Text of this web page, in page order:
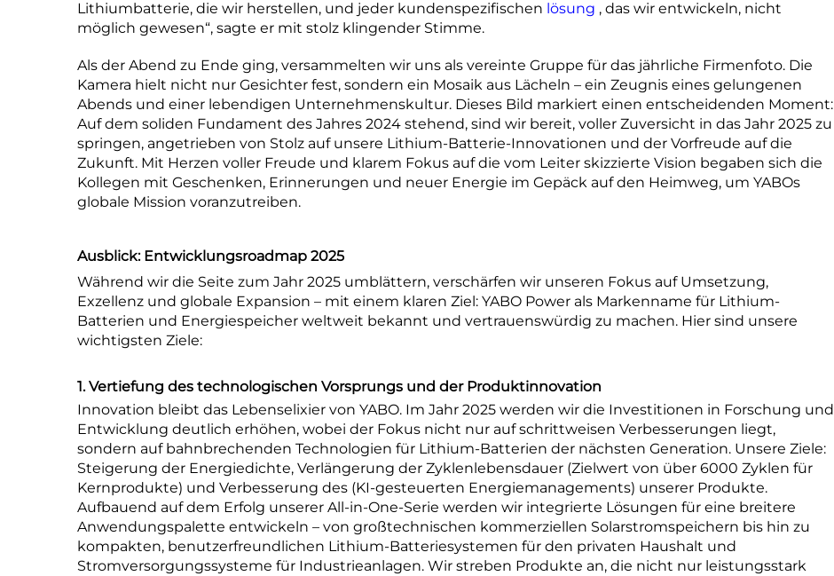
Lithiumbatterie, die wir herstellen, und jeder kundenspezifischen lösung , das wir entwickeln, nicht
möglich gewesen“, sagte er mit stolz klingender Stimme.
Als der Abend zu Ende ging, versammelten wir uns als vereinte Gruppe für das jährliche Firmenfoto. Die
Kamera hielt nicht nur Gesichter fest, sondern ein Mosaik aus Lächeln – ein Zeugnis eines gelungenen
Abends und einer lebendigen Unternehmenskultur. Dieses Bild markiert einen entscheidenden Moment:
Auf dem soliden Fundament des Jahres 2024 stehend, sind wir bereit, voller Zuversicht in das Jahr 2025 zu
springen, angetrieben von Stolz auf unsere Lithium-Batterie-Innovationen und der Vorfreude auf die
Zukunft. Mit Herzen voller Freude und klarem Fokus auf die vom Leiter skizzierte Vision begaben sich die
Kollegen mit Geschenken, Erinnerungen und neuer Energie im Gepäck auf den Heimweg, um YABOs
globale Mission voranzutreiben.
Ausblick: Entwicklungsroadmap 2025
Während wir die Seite zum Jahr 2025 umblättern, verschärfen wir unseren Fokus auf Umsetzung,
Exzellenz und globale Expansion – mit einem klaren Ziel: YABO Power als Markenname für Lithium-
Batterien und Energiespeicher weltweit bekannt und vertrauenswürdig zu machen. Hier sind unsere
wichtigsten Ziele:
1. Vertiefung des technologischen Vorsprungs und der Produktinnovation
Innovation bleibt das Lebenselixier von YABO. Im Jahr 2025 werden wir die Investitionen in Forschung und
Entwicklung deutlich erhöhen, wobei der Fokus nicht nur auf schrittweisen Verbesserungen liegt,
sondern auf bahnbrechenden Technologien für Lithium-Batterien der nächsten Generation. Unsere Ziele:
Steigerung der Energiedichte, Verlängerung der Zyklenlebensdauer (Zielwert von über 6000 Zyklen für
Kernprodukte) und Verbesserung des (KI-gesteuerten Energiemanagements) unserer Produkte.
Aufbauend auf dem Erfolg unserer All-in-One-Serie werden wir integrierte Lösungen für eine breitere
Anwendungspalette entwickeln – von großtechnischen kommerziellen Solarstromspeichern bis hin zu
kompakten, benutzerfreundlichen Lithium-Batteriesystemen für den privaten Haushalt und
Stromversorgungssysteme für Industrieanlagen. Wir streben Produkte an, die nicht nur leistungsstark